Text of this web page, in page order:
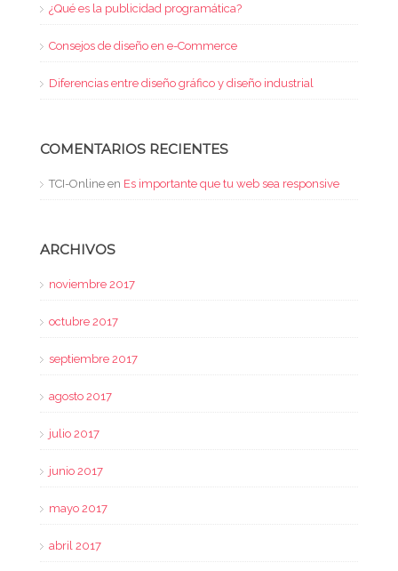
¿Qué es la publicidad programática?
Consejos de diseño en e-Commerce
Diferencias entre diseño gráfico y diseño industrial
COMENTARIOS RECIENTES
TCI-Online en Es importante que tu web sea responsive
ARCHIVOS
noviembre 2017
octubre 2017
septiembre 2017
agosto 2017
julio 2017
junio 2017
mayo 2017
abril 2017